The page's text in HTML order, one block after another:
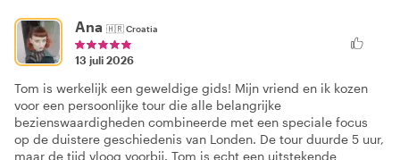
Ana 🇭🇷Croatia
13 juli 2026
Tom is werkelijk een geweldige gids! Mijn vriend en ik kozen
voor een persoonlijke tour die alle belangrijke
bezienswaardigheden combineerde met een speciale focus
op de duistere geschiedenis van Londen. De tour duurde 5 uur,
maar de tijd vloog voorbij. Tom is echt een uitstekende